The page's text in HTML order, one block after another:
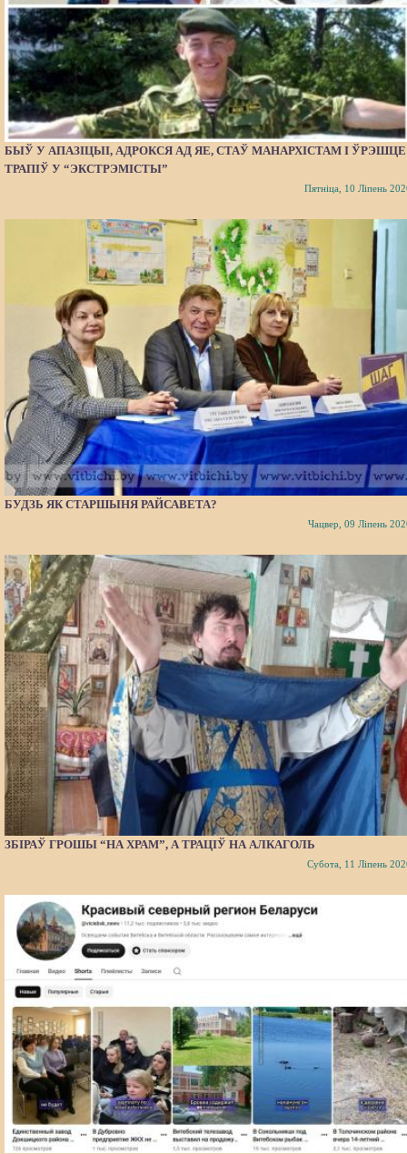
БЫЎ У АПАЗІЦЫІ, АДРОКСЯ АД ЯЕ, СТАЎ МАНАРХІСТАМ І ЎРЭШЦЕ
ТРАПІЎ У “ЭКСТРЭМІСТЫ”
Пятніца, 10 Ліпень
БУДЗЬ ЯК СТАРШЫНЯ РАЙСАВЕТА?
Чацвер, 09 Ліпень
ЗБІРАЎ ГРОШЫ “НА ХРАМ”, А ТРАЦІЎ НА АЛКАГОЛЬ
Субота, 11 Ліпень